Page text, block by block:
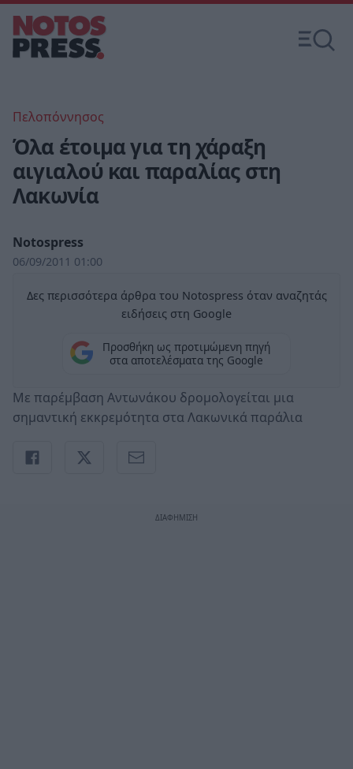
Πελοπόννησος
Όλα έτοιμα για τη χάραξη
αιγιαλού και παραλίας στη
Λακωνία
Notospress
06/09/2011 01:00
Δες περισσότερα άρθρα του Notospress όταν αναζητάς
ειδήσεις στη Google
Προσθήκη ως προτιμώμενη πηγή
στα αποτελέσματα της Google
Με παρέμβαση Αντωνάκου δρομολογείται μια
σημαντική εκκρεμότητα στα Λακωνικά παράλια